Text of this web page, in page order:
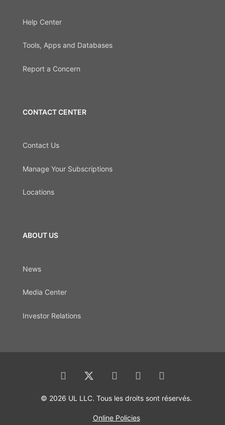
Help Center
Tools, Apps and Databases
Report a Concern
CONTACT CENTER
Contact Us
Manage Your Subscriptions
Locations
ABOUT US
News
Media Center
Investor Relations
© 2026 UL LLC. Tous les droits sont réservés.
Online Policies